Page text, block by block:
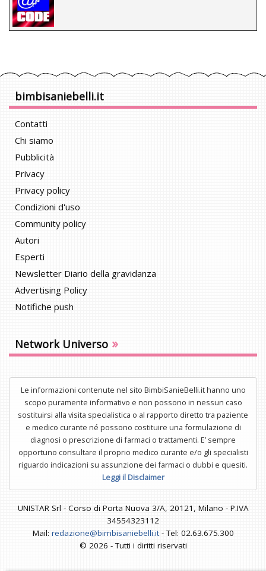
bimbisaniebelli.it
Contatti
Chi siamo
Pubblicità
Privacy
Privacy policy
Condizioni d'uso
Community policy
Autori
Esperti
Newsletter Diario della gravidanza
Advertising Policy
Notifiche push
Network Universo »
Le informazioni contenute nel sito BimbiSanieBelli.it hanno uno
scopo puramente informativo e non possono in nessun caso
sostituirsi alla visita specialistica o al rapporto diretto tra paziente
e medico curante né possono costituire una formulazione di
diagnosi o prescrizione di farmaci o trattamenti. E’ sempre
opportuno consultare il proprio medico curante e/o gli specialisti
riguardo indicazioni su assunzione dei farmaci o dubbi e quesiti.
Leggi il Disclaimer
UNISTAR Srl - Corso di Porta Nuova 3/A, 20121, Milano - P.IVA
34554323112
Mail: redazione@bimbisaniebelli.it- Tel: 02.63.675.300
© 2026 - Tutti i diritti riservati